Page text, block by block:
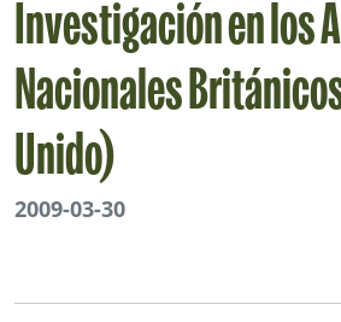
Investigación en los
Nacionales
Unido)
2009-03-30